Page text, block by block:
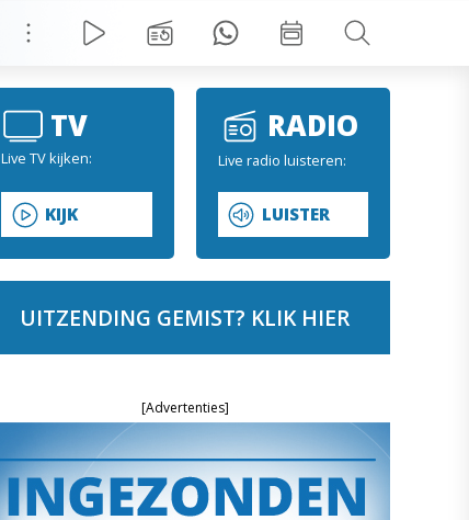
TV
Live TV kijken:
KIJK
RADIO
Live radio luisteren:
LUISTER
UITZENDING GEMIST? KLIK HIER
[Advertenties]